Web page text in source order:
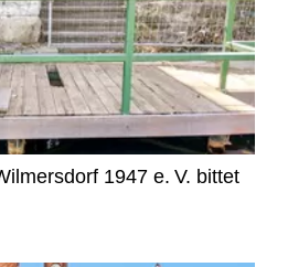
1947 e. V. bittet